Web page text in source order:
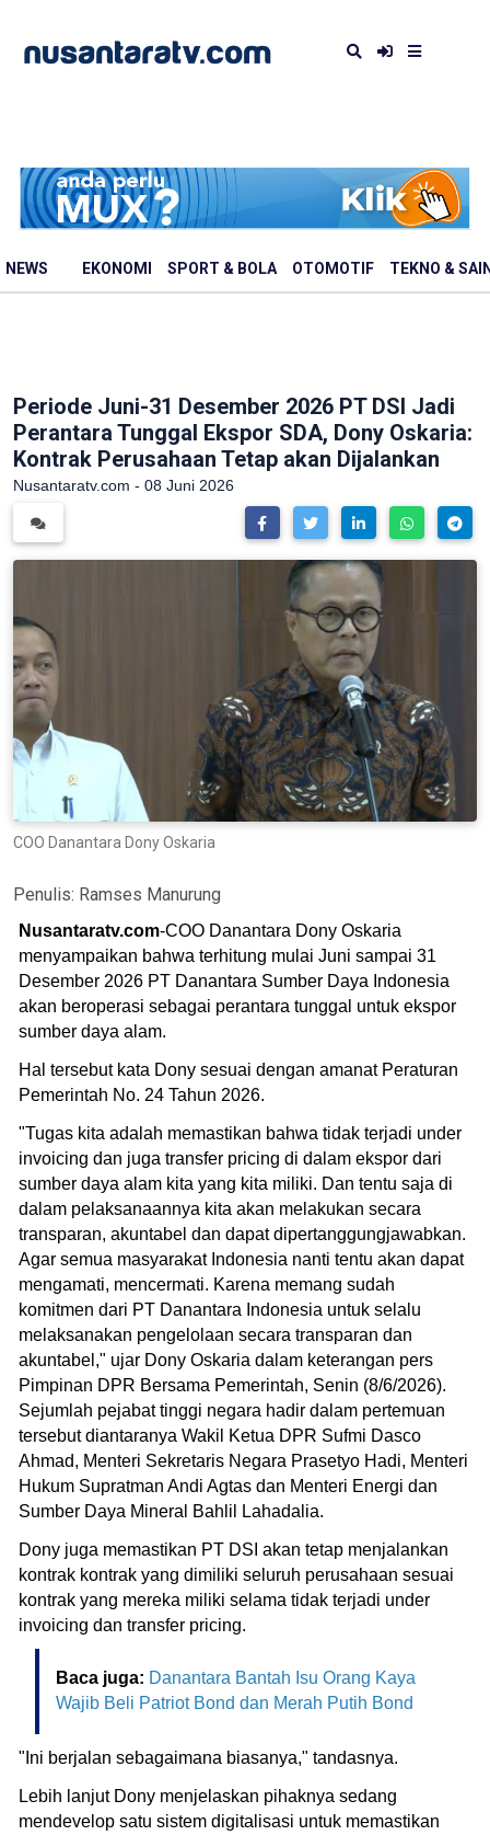
NEWS EKONOMI SPORT & BOLA OTOMOTIF TEKNO &
Periode Juni-31 Desember 2026 PT DSI Jadi
Perantara Tunggal Ekspor SDA, Dony Oskaria:
Kontrak Perusahaan Tetap akan Dijalankan
Nusantaratv.com - 08 Juni 2026
COO Danantara Dony Oskaria
Penulis: Ramses Manurung
Nusantaratv.com-COO Danantara Dony Oskaria
menyampaikan bahwa terhitung mulai Juni sampai 31
Desember 2026 PT Danantara Sumber Daya Indonesia
akan beroperasi sebagai perantara tunggal untuk ekspor
sumber daya alam.
Hal tersebut kata Dony sesuai dengan amanat Peraturan
Pemerintah No. 24 Tahun 2026.
"Tugas kita adalah memastikan bahwa tidak terjadi under
invoicing dan juga transfer pricing di dalam ekspor dari
sumber daya alam kita yang kita miliki. Dan tentu saja di
dalam pelaksanaannya kita akan melakukan secara
transparan, akuntabel dan dapat dipertanggungjawabkan.
Agar semua masyarakat Indonesia nanti tentu akan dapat
mengamati, mencermati. Karena memang sudah
komitmen dari PT Danantara Indonesia untuk selalu
melaksanakan pengelolaan secara transparan dan
akuntabel," ujar Dony Oskaria dalam keterangan pers
Pimpinan DPR Bersama Pemerintah, Senin (8/6/2026).
Sejumlah pejabat tinggi negara hadir dalam pertemuan
tersebut diantaranya Wakil Ketua DPR Sufmi Dasco
Ahmad, Menteri Sekretaris Negara Prasetyo Hadi, Menteri
Hukum Supratman Andi Agtas dan Menteri Energi dan
Sumber Daya Mineral Bahlil Lahadalia.
Dony juga memastikan PT DSI akan tetap menjalankan
kontrak kontrak yang dimiliki seluruh perusahaan sesuai
kontrak yang mereka miliki selama tidak terjadi under
invoicing dan transfer pricing.
Baca juga: Danantara Bantah Isu Orang Kaya
Wajib Beli Patriot Bond dan Merah Putih Bond
"Ini berjalan sebagaimana biasanya," tandasnya.
Lebih lanjut Dony menjelaskan pihaknya sedang
mendevelop satu sistem digitalisasi untuk memastikan